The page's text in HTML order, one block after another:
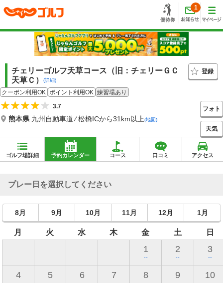
1
チェリーゴルフ天草コース（旧：チェリーＧＣ
天草Ｃ）
(詳細)
登録
クーポン利用OK ポイント利用OK 練習場あり
3.7
熊本県 九州自動車道 ⁄ 松橋ICから31km以上(地図)
フォト
天気
ゴルフ場詳細 予約カレンダー コース 口コミ アクセス
プレー日を選択してください
8月 9月 10月 11月 12月 1月
月 火 水 木 金 土 日
1
--
2
--
3
--
4 5 6 7 8 9 10